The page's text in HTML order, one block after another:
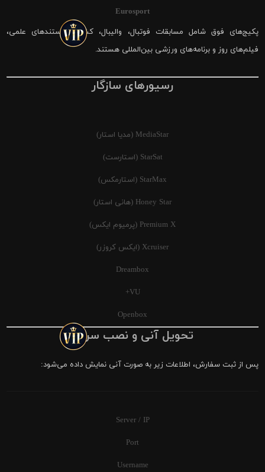
Eurosport
پکیج‌های فوق شامل مسابقات فوتبال، والیبال، کشتی، مستندهای علمی،
فیلم‌های روز و برنامه‌های ورزشی بین‌المللی هستند.
رسیورهای سازگار
MediaStar (مدیا استار)
StarSat (استارست)
StarMax (استارمکس)
Honey Star (هانی استار)
Premium X (پرمیوم ایکس)
Xcruiser (ایکس کروزر)
Dreambox
VU+
Openbox
تحویل آنی و نصب سریع
پس از ثبت سفارش، اطلاعات زیر به صورت آنی نمایش داده می‌شود:
Server / IP
Port
Username